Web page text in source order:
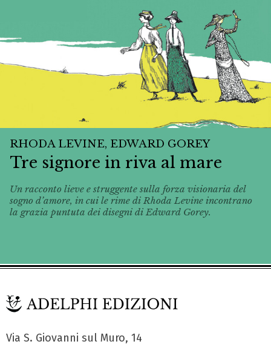
RHODA LEVINE, EDWARD GOREY
Tre signore in riva al mare
Un racconto lieve e struggente sulla forza visionaria del
sogno d’amore, in cui le rime di Rhoda Levine incontrano
la grazia puntuta dei disegni di Edward Gorey.
Via S. Giovanni sul Muro, 14